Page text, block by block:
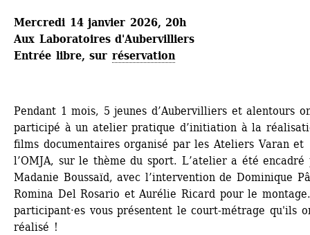
Mercredi 14 janvier 2026, 20h
Aux Laboratoires d'Aubervilliers
Entrée libre, sur réservation
Pendant 1 mois, 5 jeunes d’Aubervilliers et alentours
participé à un atelier pratique d’initiation à la
films documentaires organisé par les Ateliers Varan et
l’OMJA, sur le thème du sport. L’atelier a été encadré
Madanie Boussaïd, avec l’intervention de Dominique
Romina Del Rosario et Aurélie Ricard pour le
participant·es vous présentent le court-métrage qu'ils
réalisé !